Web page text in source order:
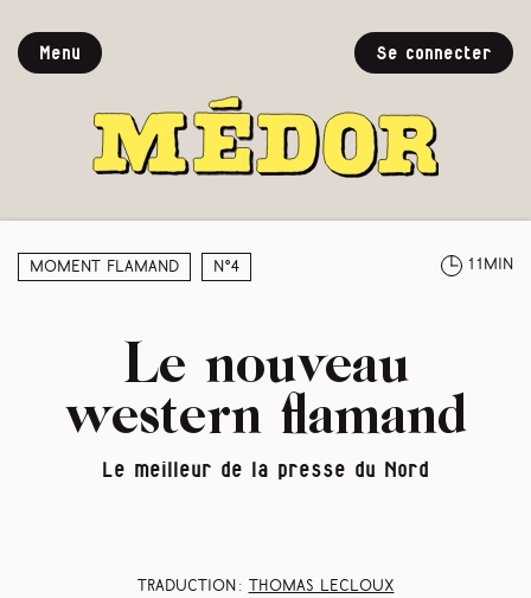
Menu Se connecter
Moment Flamand N°4 11min
Le nouveau
western flamand
Le meilleur de la presse du Nord
Traduction :
Thomas Lecloux